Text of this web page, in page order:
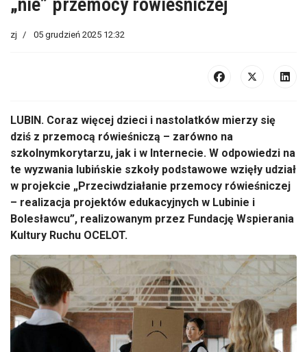
zj 05 grudzień 2025 12:32
LUBIN. Coraz więcej dzieci i nastolatków mierzy się
dziś z przemocą rówieśniczą – zarówno na
szkolnymkorytarzu, jak i w Internecie. W odpowiedzi na
te wyzwania lubińskie szkoły podstawowe wzięły udział
w projekcie „Przeciwdziałanie przemocy rówieśniczej
– realizacja projektów edukacyjnych w Lubinie i
Bolesławcu”, realizowanym przez Fundację Wspierania
Kultury Ruchu OCELOT.